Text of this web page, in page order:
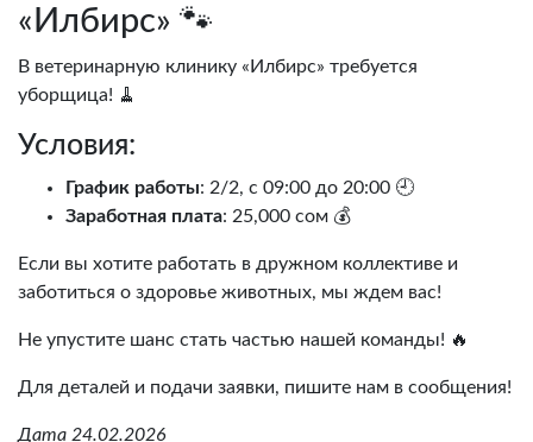
«Илбирс» 🐾
В ветеринарную клинику «Илбирс» требуется
уборщица! 🧹
Условия:
График работы: 2/2, с 09:00 до 20:00 🕘
Заработная плата: 25,000 сом 💰
Если вы хотите работать в дружном коллективе и
заботиться о здоровье животных, мы ждем вас!
Не упустите шанс стать частью нашей команды! 🔥
Для деталей и подачи заявки, пишите нам в сообщения!
Дата 24.02.2026